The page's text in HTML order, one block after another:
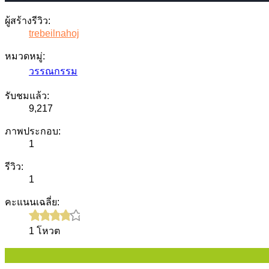
ผู้สร้างรีวิว:
trebeilnahoj
หมวดหมู่:
วรรณกรรม
รับชมแล้ว:
9,217
ภาพประกอบ:
1
รีวิว:
1
คะแนนเฉลี่ย:
1 โหวต